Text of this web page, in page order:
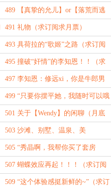
——失败！（求订阅求月票）
489 【真挚的允儿】or【落荒而逃
的修远】（求订阅求月票）
491 礼物（求订阅求月票）
493 具荷拉的“歌姬”之路（求订阅
求月票）
495 撞破“奸情”的李知恩！！（求
订阅求月票）
497 李知恩：修远xi，你是牛郎男
模么？（求订阅求月票）
499 “只要你摆平她，我随时可以哦
~”（求订阅求月票）
501 关于【Wendy】的闲聊（月底
求月票）
503 沙滩、别墅、温泉、美
人！！！（求订阅求月票）
505 “秀晶啊，我帮你买了套房
~”（求订阅求月票）
507 蝴蝶效应再起！！！（求订阅
求月票）
509 “这个体验感挺新鲜的~”（求订